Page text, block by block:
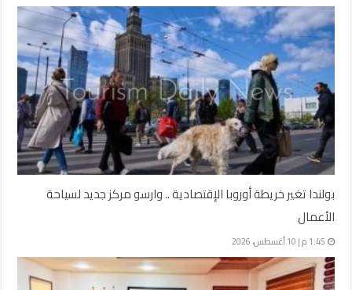
بولندا تغير خريطة أوروبا الإقتصادية .. وارسو مركز جديد لسياحة
الأعمال
1:45 م | 10 أغسطس، 2026